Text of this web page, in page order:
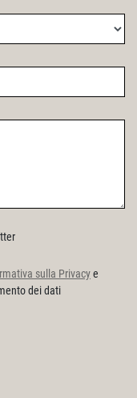
sulla Privacye
dei dati